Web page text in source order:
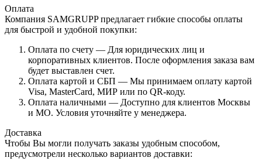
Оплата
Компания SAMGRUPP предлагает гибкие способы оплаты
для быстрой и удобной покупки:
Оплата по счету — Для юридических лиц и
корпоративных клиентов. После оформления заказа вам
будет выставлен счет.
Оплата картой и СБП — Мы принимаем оплату картой
Visa, MasterCard, МИР или по QR-коду.
Оплата наличными — Доступно для клиентов Москвы
и МО. Условия уточняйте у менеджера.
Доставка
Чтобы Вы могли получать заказы удобным способом,
предусмотрели несколько вариантов доставки: